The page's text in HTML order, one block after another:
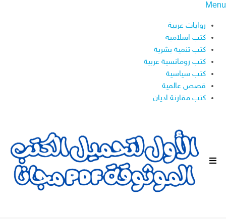
Menu
روايات عربية
كتب اسلامية
كتب تنمية بشرية
كتب رومانسية عربية
كتب سياسية
قصص عالمية
كتب مقارنة اديان
ا